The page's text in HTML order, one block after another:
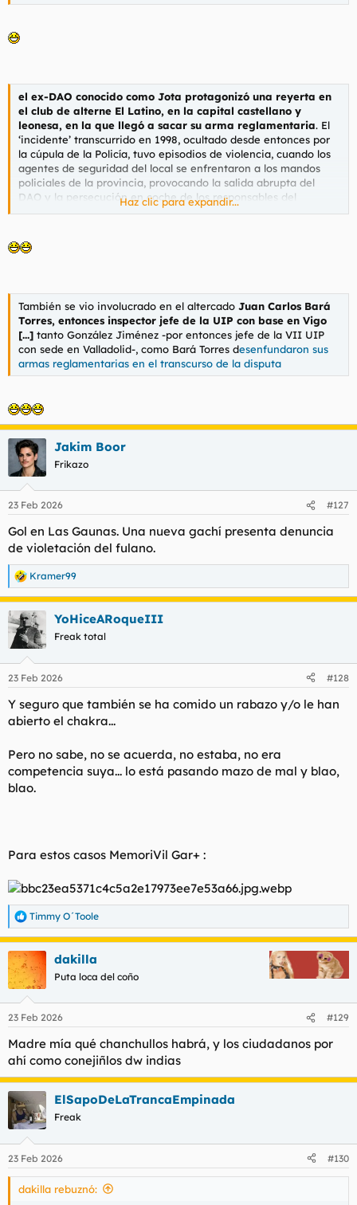
el ex-DAO conocido como Jota protagonizó una reyerta en
el club de alterne El Latino, en la capital castellano y
leonesa, en la que llegó a sacar su arma reglamentaria. El
‘incidente’ transcurrido en 1998, ocultado desde entonces por
la cúpula de la Policía, tuvo episodios de violencia, cuando los
agentes de seguridad del local se enfrentaron a los mandos
policiales de la provincia, provocando la salida abrupta del
DAO y la persecución en coche de los responsables del
prostíbulo.Jotase refugió en la antigua comisaría cuartel de
Heras, a apenas 300 metros de
Haz clic para expandir...
También se vio involucrado en el altercado Juan Carlos Bará
Torres, entonces inspector jefe de la UIP con base en Vigo
[...] tanto González Jiménez -por entonces jefe de la VII UIP
con sede en Valladolid-, como Bará Torres desenfundaron sus
armas reglamentarias en el transcurso de la disputa
Jakim Boor
Frikazo
23 Feb 2026 #127
Gol en Las Gaunas. Una nueva gachí presenta denuncia
de violetación del fulano.
R
e
c
c
e
Kramer99
YoHiceARoqueIII
Freak total
23 Feb 2026 #128
Y seguro que también se ha comido un rabazo y/o le han
abierto el chakra...
Pero no sabe, no se acuerda, no estaba, no era
competencia suya... lo está pasando mazo de mal y blao,
blao.
Para estos casos MemoriVil Gar+ :
R
e
a
c
c
i
e
:
Timmy O´Toole
dakilla
Puta loca del coño
23 Feb 2026 #129
Madre mía qué chanchullos habrá, y los ciudadanos por
ahí como conejiñlos dw indias
ElSapoDeLaTrancaEmpinada
Freak
23 Feb 2026 #130
dakilla rebuznó: